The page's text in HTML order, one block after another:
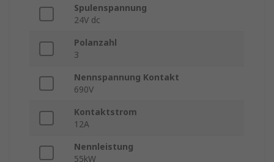
Spulenspannung
24V dc
Polanzahl
3
Nennspannung Kontakt
690V
Kontaktstrom
12A
Nennleistung
55kW